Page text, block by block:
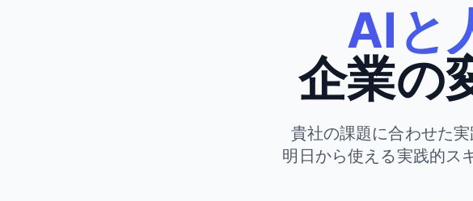
AIと
企業の
貴社の課題に合わせた
明日から使える実践的ス